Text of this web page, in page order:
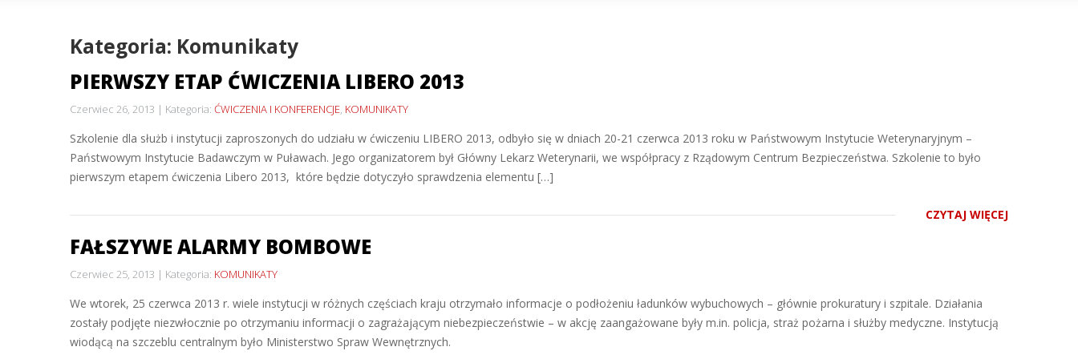
Kategoria: Komunikaty
PIERWSZY ETAP ĆWICZENIA LIBERO 2013
Czerwiec 26, 2013 Kategoria: ĆWICZENIA I KONFERENCJE, KOMUNIKATY
Szkolenie dla służb i instytucji zaproszonych do udziału w ćwiczeniu LIBERO 2013, odbyło się w dniach 20-21 czerwca 2013 roku w Państwowym Instytucie Weterynaryjnym –
Państwowym Instytucie Badawczym w Puławach. Jego organizatorem był Główny Lekarz Weterynarii, we współpracy z Rządowym Centrum Bezpieczeństwa. Szkolenie to było
pierwszym etapem ćwiczenia Libero 2013, które będzie dotyczyło sprawdzenia elementu […]
CZYTAJ WIĘCEJ
FAŁSZYWE ALARMY BOMBOWE
Czerwiec 25, 2013 Kategoria: KOMUNIKATY
We wtorek, 25 czerwca 2013 r. wiele instytucji w różnych częściach kraju otrzymało informacje o podłożeniu ładunków wybuchowych – głównie prokuratury i szpitale. Działania
zostały podjęte niezwłocznie po otrzymaniu informacji o zagrażającym niebezpieczeństwie – w akcję zaangażowane były m.in. policja, straż pożarna i służby medyczne. Instytucją
wiodącą na szczeblu centralnym było Ministerstwo Spraw Wewnętrznych.